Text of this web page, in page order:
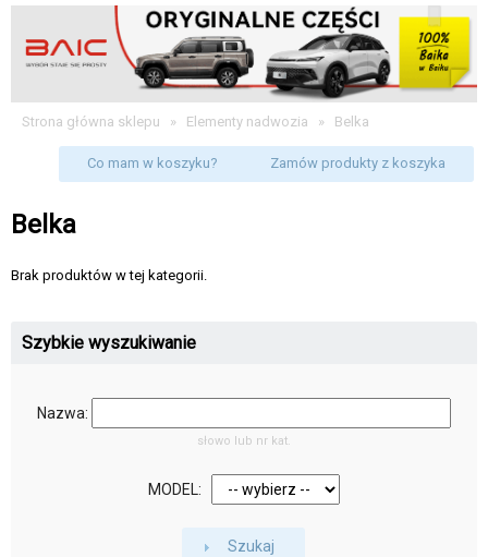
Strona główna sklepu » Elementy nadwozia » Belka
Co mam w koszyku? Zamów produkty z koszyka
Belka
Brak produktów w tej kategorii.
Szybkie wyszukiwanie
Nazwa:
słowo lub nr kat.
MODEL:
Szukaj